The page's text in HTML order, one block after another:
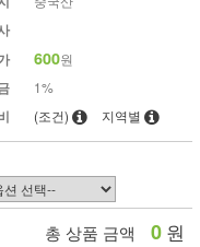
600원
1%
(조건) 지역별
총 상품 금액 0 원